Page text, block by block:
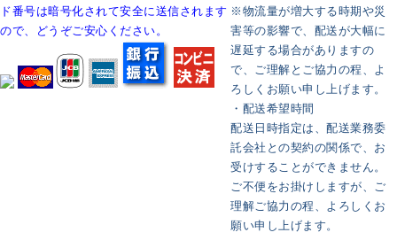
ド番号は暗号化されて安全に送信されます
ので、どうぞご安心ください。
※物流量が増大する時期や災
害等の影響で、配送が大幅に
遅延する場合がありますの
で、ご理解とご協力の程、よ
ろしくお願い申し上げます。
・配送希望時間
配送日時指定は、配送業務委
託会社との契約の関係で、お
受けすることができません。
ご不便をお掛けしますが、ご
理解ご協力の程、よろしくお
願い申し上げます。